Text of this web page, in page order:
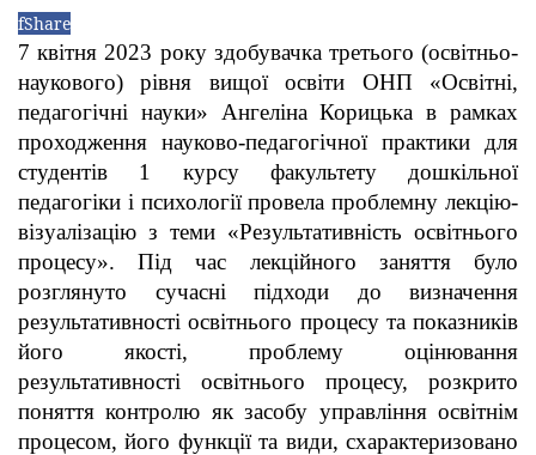
fShare
7 квітня 2023 року здобувачка третього (освітньо-
наукового) рівня вищої освіти ОНП «Освітні,
педагогічні науки» Ангеліна Корицька в рамках
проходження науково-педагогічної практики для
студентів 1 курсу факультету дошкільної
педагогіки і психології провела проблемну лекцію-
візуалізацію з теми «Результативність освітнього
процесу».Під час лекційного заняття було
розглянуто сучасні підходи до визначення
результативності освітнього процесу та показників
його якості, проблему оцінювання
результативності освітнього процесу, розкрито
поняття контролю як засобу управління освітнім
процесом, його функції та види, схарактеризовано